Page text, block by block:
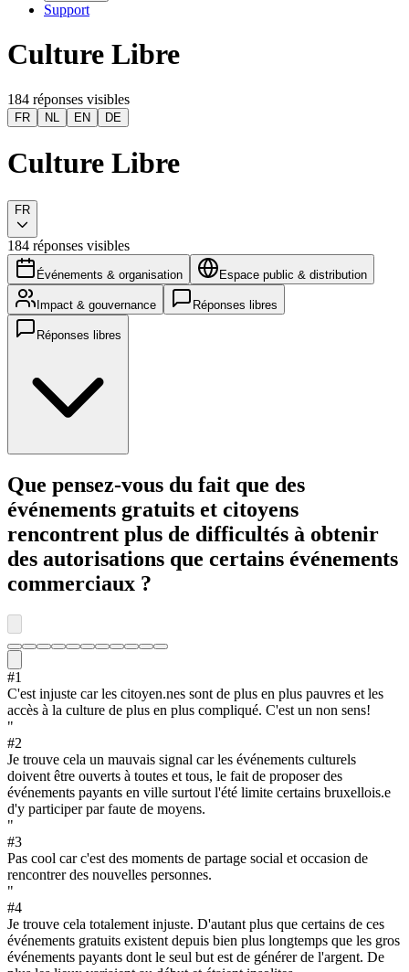
Support
Culture Libre
184 réponses visibles
FR NL EN DE
Culture Libre
FR
184 réponses visibles
Événements & organisation Espace public & distribution
Impact & gouvernance Réponses libres
Réponses libres
Que pensez-vous du fait que des
événements gratuits et citoyens
rencontrent plus de difficultés à obtenir
des autorisations que certains événements
commerciaux ?
#1
C'est injuste car les citoyen.nes sont de plus en plus pauvres et les
accès à la culture de plus en plus compliqué. C'est un non sens!
"
#2
Je trouve cela un mauvais signal car les événements culturels
doivent être ouverts à toutes et tous, le fait de proposer des
événements payants en ville surtout l'été limite certains bruxellois.e
d'y participer par faute de moyens.
"
#3
Pas cool car c'est des moments de partage social et occasion de
rencontrer des nouvelles personnes.
"
#4
Je trouve cela totalement injuste. D'autant plus que certains de ces
événements gratuits existent depuis bien plus longtemps que les gros
événements payants dont le seul but est de générer de l'argent. De